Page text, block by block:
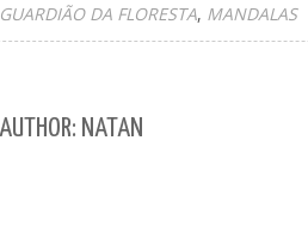
DA FLORESTA MANDALAS
NATAN